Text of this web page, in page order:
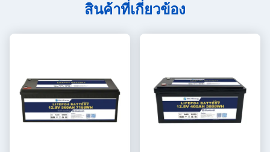
สินค้าที่เกี่ยวข้อง